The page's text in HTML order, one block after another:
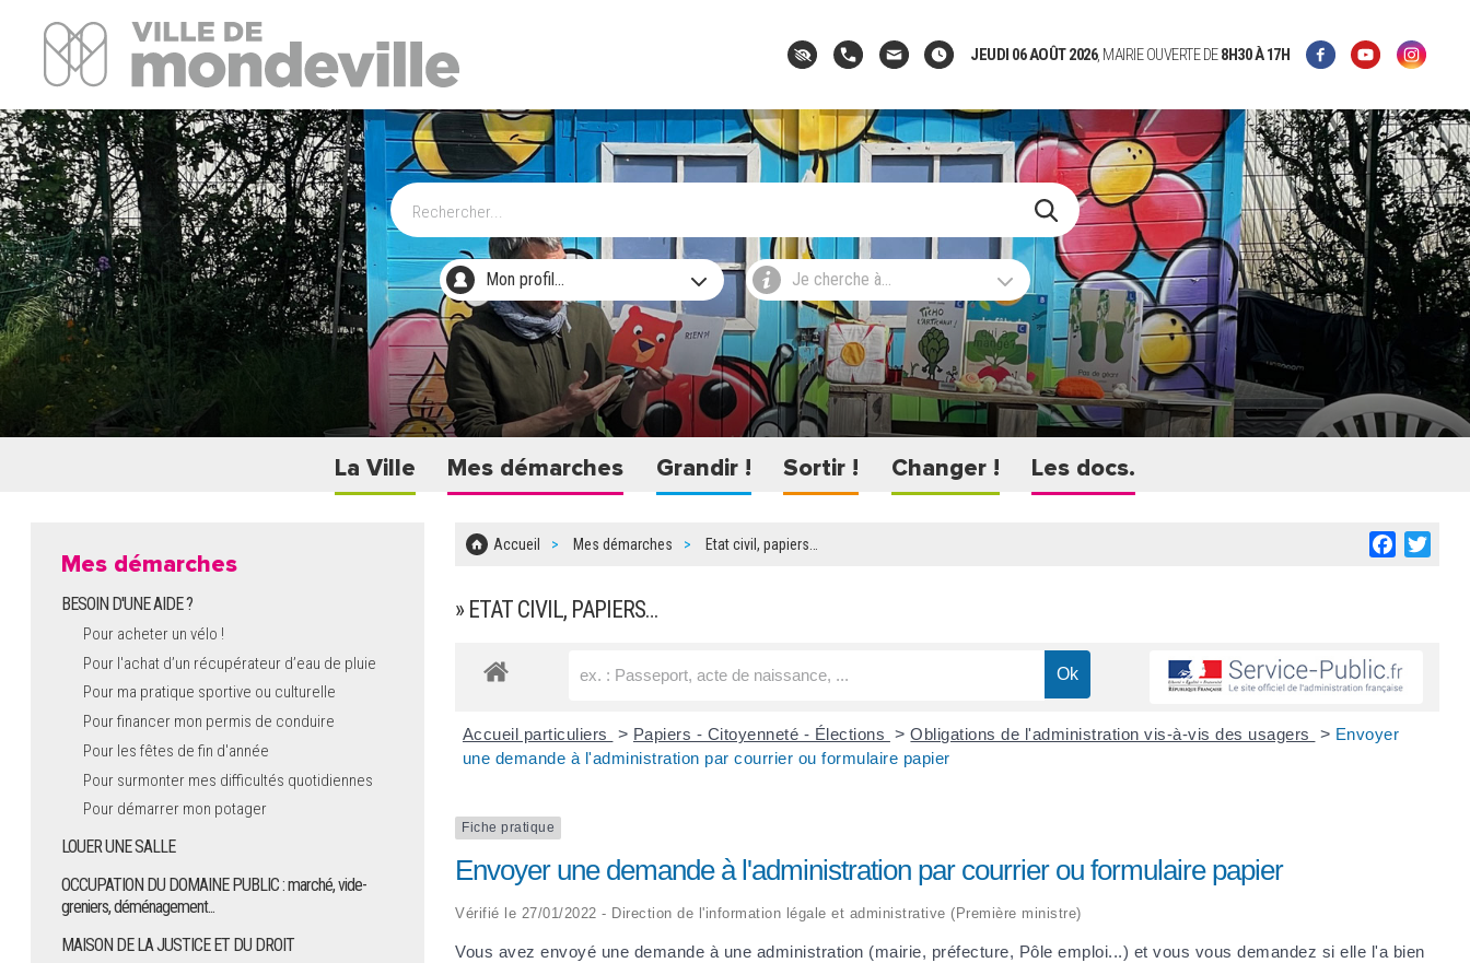
Site Officiel de la ville de Mondeville
JEUDI 06 AOÛT 2026, MAIRIE OUVERTE DE8H30À 17H
Mon profil... Je cherche à...
La Ville Mes démarches Grandir ! Sortir ! Changer ! Les docs.
Facebook
Accueil Mes démarches Etat civil, papiers…
» ETAT CIVIL, PAPIERS…
Accueil particuliers > Papiers - Citoyenneté - Élections > Obligations de l'administration vis-à-vis des usagers > Envoyer
une demande à l'administration par courrier ou formulaire papier
Fiche pratique
Envoyer une demande à l'administration par courrier ou formulaire papier
Vérifié le 27/01/2022 - Direction de l'information légale et administrative (Première ministre)
Vous avez envoyé une demande à une administration (mairie, préfecture, Pôle emploi...) et vous vous demandez si elle l'a bien
Mes démarches
BESOIN D'UNE AIDE ?
Pour acheter un vélo !
Pour l'achat d’un récupérateur d’eau de pluie
Pour ma pratique sportive ou culturelle
Pour financer mon permis de conduire
Pour les fêtes de fin d'année
Pour surmonter mes difficultés quotidiennes
Pour démarrer mon potager
LOUER UNE SALLE
OCCUPATION DU DOMAINE PUBLIC : marché, vide-
greniers, déménagement...
MAISON DE LA JUSTICE ET DU DROIT